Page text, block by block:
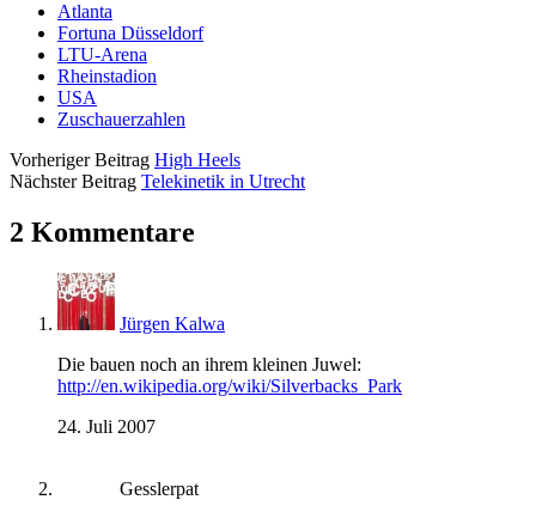
Atlanta
Fortuna Düsseldorf
LTU-Arena
Rheinstadion
USA
Zuschauerzahlen
Vorheriger Beitrag High Heels
Nächster Beitrag Telekinetik in Utrecht
2 Kommentare
Jürgen Kalwa
Die bauen noch an ihrem kleinen Juwel:
http://en.wikipedia.org/wiki/Silverbacks_Park
24. Juli 2007
Gesslerpat